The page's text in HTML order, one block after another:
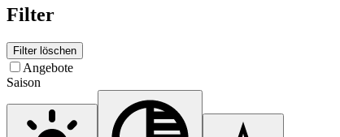
Filter
Filter löschen
Angebote
Saison